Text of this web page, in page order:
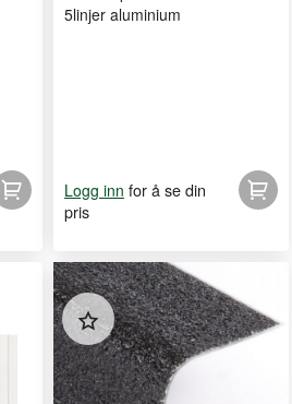
5linjer aluminium
Logg inn for å se din
pris